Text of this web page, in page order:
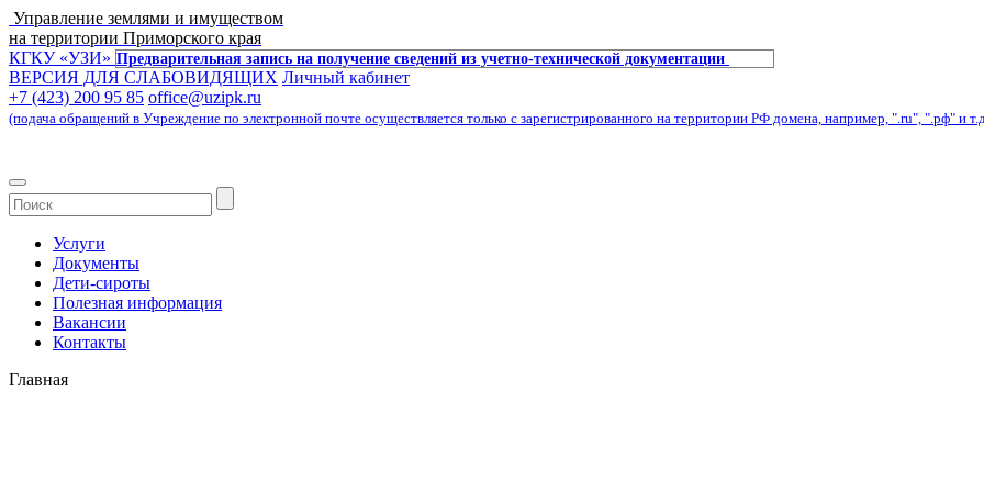
Управление землями и имуществом
на территории Приморского края
КГКУ «УЗИ» Предварительная запись на получение сведений из учетно-технической документации
ВЕРСИЯ ДЛЯ СЛАБОВИДЯЩИХ Личный кабинет
+7 (423) 200 95 85 office@uzipk.ru
(подача обращений в Учреждение по электронной почте осуществляется только с зарегистрированного на территории РФ домена, например, ".ru", ".рф" и
Услуги
Документы
Дети-сироты
Полезная информация
Вакансии
Контакты
Главная